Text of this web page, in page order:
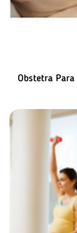
Obstetra Para